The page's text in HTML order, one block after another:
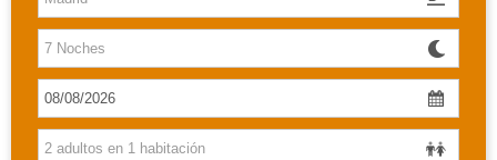
CARIBE
CANARIAS
BALEARES
PAQUETES